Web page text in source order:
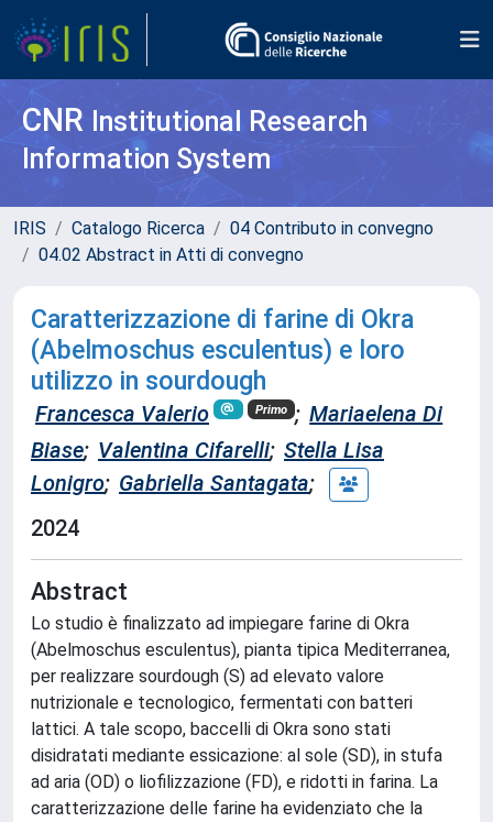
CNR Institutional Research
Information System
IRIS Catalogo Ricerca
04 Contributo in convegno
04.02 Abstract in Atti di convegno
Caratterizzazione di farine di Okra
(Abelmoschus esculentus) e loro
utilizzo in sourdough
Francesca Valerio Primo ; Mariaelena Di
Biase; Valentina Cifarelli; Stella Lisa
Lonigro; Gabriella Santagata;
2024
Abstract
Lo studio è finalizzato ad impiegare farine di Okra
(Abelmoschus esculentus), pianta tipica Mediterranea,
per realizzare sourdough (S) ad elevato valore
nutrizionale e tecnologico, fermentati con batteri
lattici. A tale scopo, baccelli di Okra sono stati
disidratati mediante essicazione: al sole (SD), in stufa
ad aria (OD) o liofilizzazione (FD), e ridotti in farina. La
caratterizzazione delle farine ha evidenziato che la